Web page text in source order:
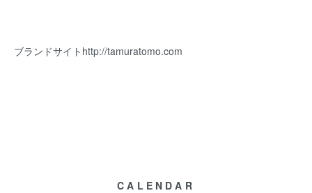
ブランドサイト http://tamuratomo.com
CALENDAR